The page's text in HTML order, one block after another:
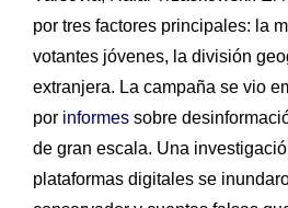
por tres factores principales: la
votantes jóvenes, la división
extranjera. La campaña se vio
por informes sobre
de gran escala. Una
plataformas digitales se